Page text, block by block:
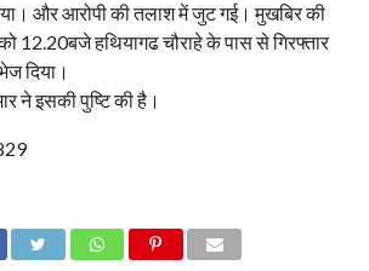
और आरोपी की तलाश में जुट गई। मुखबिर की
12.20बजे हथियागढ चौराहे के पास से गिरफ्तार
दिया।
ने इसकी पुष्टि की है।